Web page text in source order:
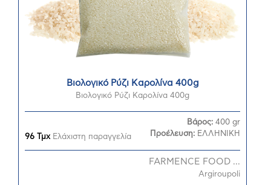
Βιολογικό Ρύζι Καρολίνα 400g
Βιολογικό Ρύζι Καρολίνα 400g
96 ΤμχΕλάχιστη παραγγελία
Βάρος: 400 gr
Προέλευση: ΕΛΛΗΝΙΚΗ
FARMENCE FOOD ...
Argiroupoli